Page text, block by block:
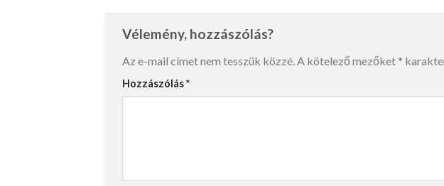
Vélemény, hozzászólás?
Az e-mail címet nem tesszük közzé.A kötelező mezőket *
Hozzászólás*